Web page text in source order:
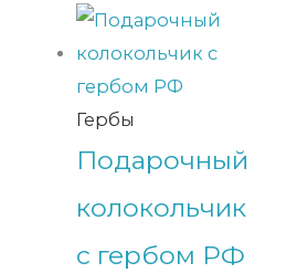
Гербы
Подарочный
колокольчик
с гербом РФ